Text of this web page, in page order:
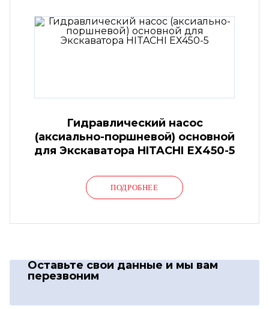
Гидравлический насос
(аксиально-поршневой) основной
для Экскаватора HITACHI ЕХ450-5
ПОДРОБНЕЕ
Оставьте свои данные и мы вам
перезвоним